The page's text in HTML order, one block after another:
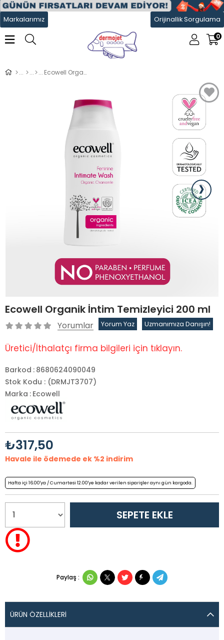
Markalarımız
Orijinallik Sorgulama
0
Ecowell Organik İntim Temizleyici 200 ml
›
Ecowell Organik İntim Temizleyici 200 ml
Yorumlar Yorum Yaz Uzmanımıza Danışın!
Üretici/İthalatçı firma bilgileri için tıklayın.
Barkod : 8680624090049
Stok Kodu
(DRMJT3707)
Marka : Ecowell
₺317,50
Havale ile ödemede ek %2 indirim
Hafta içi 16.00'ya / Cumartesi 12.00'ye kadar verilen siparişler aynı gün kargoda.
Paylaş :
ÜRÜN ÖZELLIKLERI